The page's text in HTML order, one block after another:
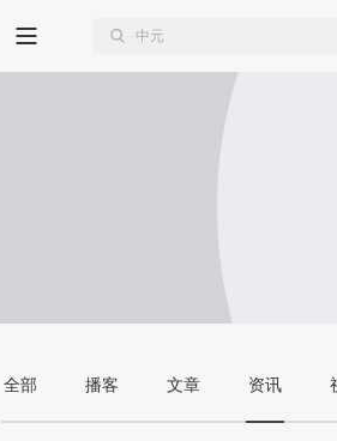
全部 播客 文章 资讯